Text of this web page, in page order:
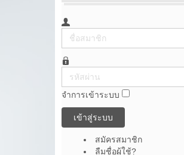
ชื่อ
สมาชิก
รหัส
ผ่าน
จำการเข้าระบบ
เข้าสู่ระบบ
สมัครสมาชิก
ลืมชื่อผู้ใช้?